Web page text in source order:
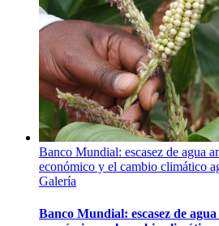
Banco Mundial: escasez de agua
económico y el cambio climático
Galería
Banco Mundial: escasez de